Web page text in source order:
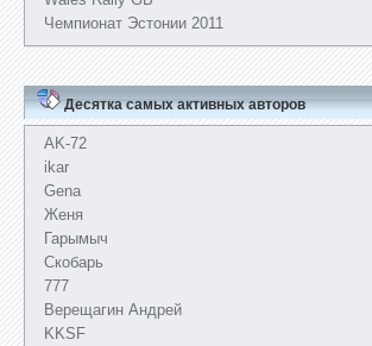
Чемпионат Эстонии 2011
Десятка самых активных авторов
AK-72
ikar
Gena
Женя
Гарымыч
Скобарь
777
Верещагин Андрей
KKSF